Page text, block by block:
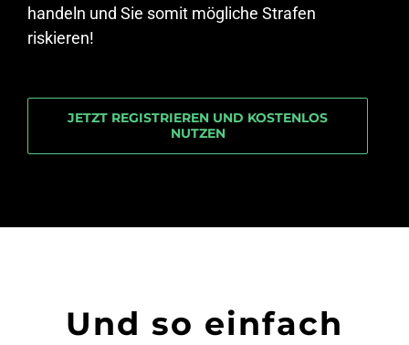
handeln und Sie somit mögliche Strafen
riskieren!
JETZT REGISTRIEREN UND KOSTENLOS
NUTZEN
Und so einfach